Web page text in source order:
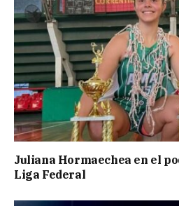
Juliana Hormaechea en el
Liga Federal